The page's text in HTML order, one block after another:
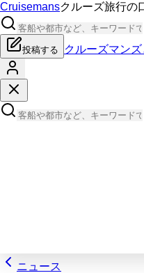
Cruisemansクルーズ旅行の
投稿する クルーズマンズ
ニュース